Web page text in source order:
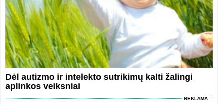
Dėl autizmo ir intelekto sutrikimų kalti žalingi
aplinkos veiksniai
REKLAMA